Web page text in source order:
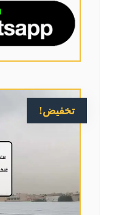
تخفيض!